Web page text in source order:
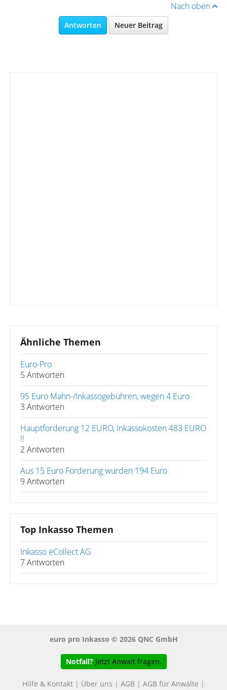
Nach oben
Antworten Neuer Beitrag
Ähnliche Themen
Euro-Pro
5 Antworten
95 Euro Mahn-/Inkassogebühren, wegen 4 Euro
3 Antworten
Hauptforderung 12 EURO, Inkassokosten 483 EURO
!!
2 Antworten
Aus 15 Euro Forderung wurden 194 Euro
9 Antworten
Top Inkasso Themen
Inkasso eCollect AG
7 Antworten
euro pro Inkasso © 2026 QNC GmbH
Notfall? Jetzt Anwalt fragen.
Hilfe & Kontakt | Über uns | AGB | AGB für Anwälte |